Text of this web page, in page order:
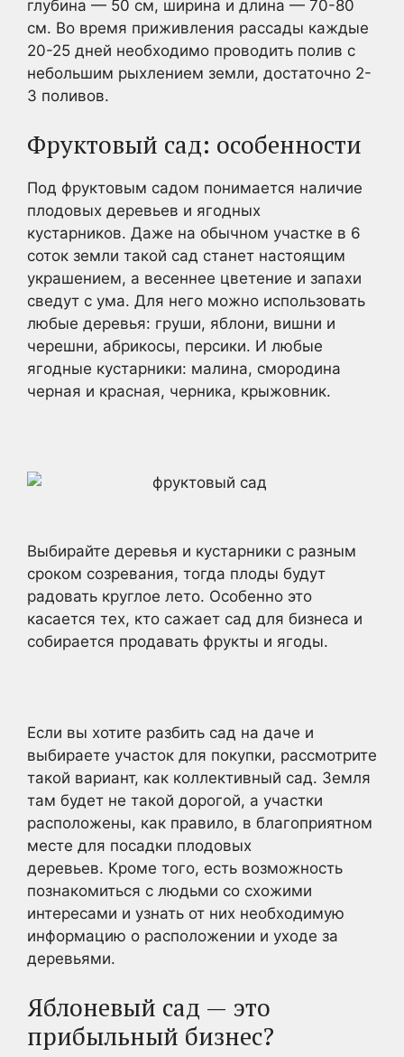
глубина — 50 см, ширина и длина — 70-80
см. Во время приживления рассады каждые
20-25 дней необходимо проводить полив с
небольшим рыхлением земли, достаточно 2-
3 поливов.
Фруктовый сад: особенности
Под фруктовым садом понимается наличие
плодовых деревьев и ягодных
кустарников. Даже на обычном участке в 6
соток земли такой сад станет настоящим
украшением, а весеннее цветение и запахи
сведут с ума. Для него можно использовать
любые деревья: груши, яблони, вишни и
черешни, абрикосы, персики. И любые
ягодные кустарники: малина, смородина
черная и красная, черника, крыжовник.
Выбирайте деревья и кустарники с разным
сроком созревания, тогда плоды будут
радовать круглое лето. Особенно это
касается тех, кто сажает сад для бизнеса и
собирается продавать фрукты и ягоды.
Если вы хотите разбить сад на даче и
выбираете участок для покупки, рассмотрите
такой вариант, как коллективный сад. Земля
там будет не такой дорогой, а участки
расположены, как правило, в благоприятном
месте для посадки плодовых
деревьев. Кроме того, есть возможность
познакомиться с людьми со схожими
интересами и узнать от них необходимую
информацию о расположении и уходе за
деревьями.
Яблоневый сад — это
прибыльный бизнес?